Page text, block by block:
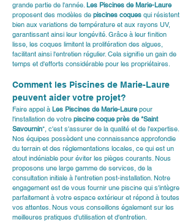
grande partie de l'année. Les Piscines de Marie-Laure
proposent des modèles de piscines coques qui résistent
bien aux variations de température et aux rayons UV,
garantissant ainsi leur longévité. Grâce à leur finition
lisse, les coques limitent la prolifération des algues,
facilitant ainsi l'entretien régulier. Cela signifie un gain de
temps et d'efforts considérable pour les propriétaires.
Comment les Piscines de Marie-Laure
peuvent aider votre projet?
Faire appel à Les Piscines de Marie-Laure pour
l'installation de votre piscine coque près de *Saint
Savournin*, c'est s'assurer de la qualité et de l'expertise.
Nos équipes possèdent une connaissance approfondie
du terrain et des réglementations locales, ce qui est un
atout indéniable pour éviter les pièges courants. Nous
proposons une large gamme de services, de la
consultation initiale à l'entretien post-installation. Notre
engagement est de vous fournir une piscine qui s'intègre
parfaitement à votre espace extérieur et répond à toutes
vos attentes. Nous vous conseillons également sur les
meilleures pratiques d'utilisation et d'entretien.